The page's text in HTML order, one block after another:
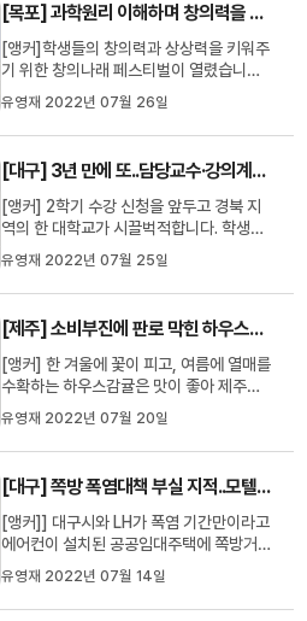
서 40-50센티미터 크기의 폐사한 붕어가
둥둥 떠 다닙니다. 한국농어...
[목포] 과학원리 이해하며 창의력을 키워요
[앵커]학생들의 창의력과 상상력을 키워주
기 위한 창의나래 페스티벌이 열렸습니다.
학생들은 과학의 원리를 이해하며 친구들
과 추억을 만들어갔습니다. 박종호 기자가
취재했습니다. [리포트]레일을 따라 구슬
이 내려갑니다. 브이(V)자 모양의 비탈면
을 교차해 이동하며 다른 구슬이 출발 할 수
있는 힘을 전해줍니다. 모...
유영재 2022년 07월 26일
[대구] 3년 만에 또..담당교수·강의계획 없이 수강신청
[앵커] 2학기 수강 신청을 앞두고 경북 지
역의 한 대학교가 시끌벅적합니다. 학생들
이 강의계획서는커녕 담당 교수가 누군지
도 모른 채 수강신청을 해야 하기 때문입니
다. 3년 전에도 같은 상황이 벌어졌는데요,
학생들은 불만을 쏟아내고 있습니다. 손은
민 기자가 취재했습니다.[리포트] 2학기 개
설강의 목록에 줄줄이 담...
유영재 2022년 07월 25일
[제주] 소비부진에 판로 막힌 하우스감귤..농가 울상
[앵커] 한 겨울에 꽃이 피고, 여름에 열매를
수확하는 하우스감귤은 맛이 좋아 제주를
대표하는 특산물로 이름이 나있죠. 그런데
올해는 소비 침체로 판로가 막혀 농가들이
울상을 짓고 있습니다. 이따끔 기자가 보도
합니다. [리포트] 올해로 15년째 하우스감
귤 농사를 짓고 있는 최용관 씨. 평소같으면
출하 작업으로 한창...
유영재 2022년 07월 20일
[대구] 쪽방 폭염대책 부실 지적..모텔 단기임차
[앵커]] 대구시와 LH가 폭염 기간만이라고
에어컨이 설치된 공공임대주택에 쪽방거주
민이 살 수 있도록 업무협약을 맺었지만 실
적이 없어 지적을 받았습니다. 이 때문에 대
구시가 임시 대책으로 모텔이나 게스트하
유영재 2022년 07월 14일